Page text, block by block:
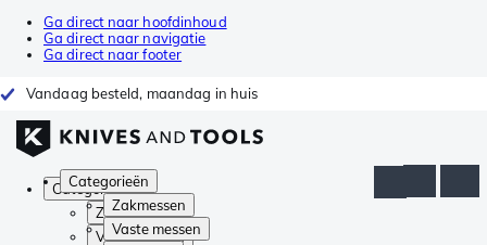
Ga direct naar hoofdinhoud
Ga direct naar navigatie
Ga direct naar footer
Vandaag besteld, maandag in huis
Categorieën
Zakmessen
Vaste messen
Categorieën
Zakmessen
Vaste messen